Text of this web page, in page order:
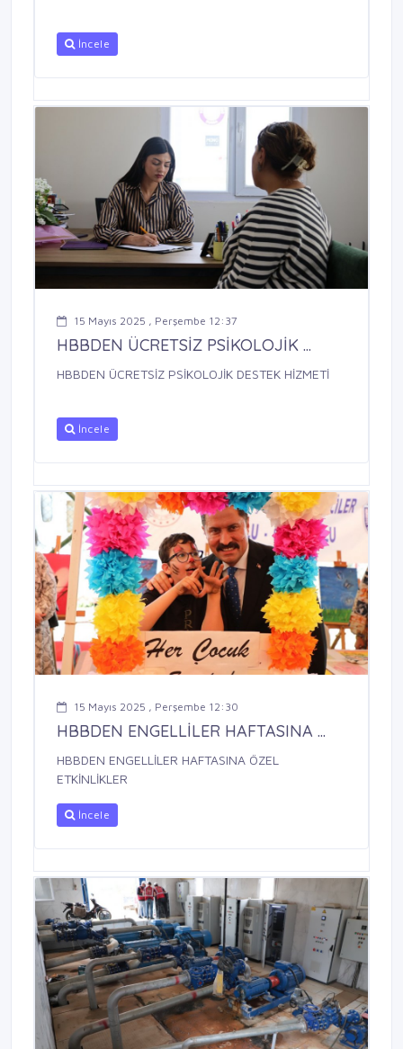
İncele
15 Mayıs 2025 , Perşembe 12:37
HBBDEN ÜCRETSİZ PSİKOLOJİK ...
HBBDEN ÜCRETSİZ PSİKOLOJİK DESTEK HİZMETİ
İncele
15 Mayıs 2025 , Perşembe 12:30
HBBDEN ENGELLİLER HAFTASINA ...
HBBDEN ENGELLİLER HAFTASINA ÖZEL
ETKİNLİKLER
İncele